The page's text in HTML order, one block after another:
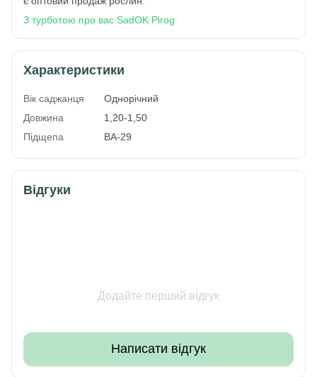
З турботою про вас SadOK Pirog
Характеристики
Вік саджанця
Однорічний
Довжина
1,20-1,50
Підщепа
ВА-29
Відгуки
Додайте перший відгук
Написати відгук